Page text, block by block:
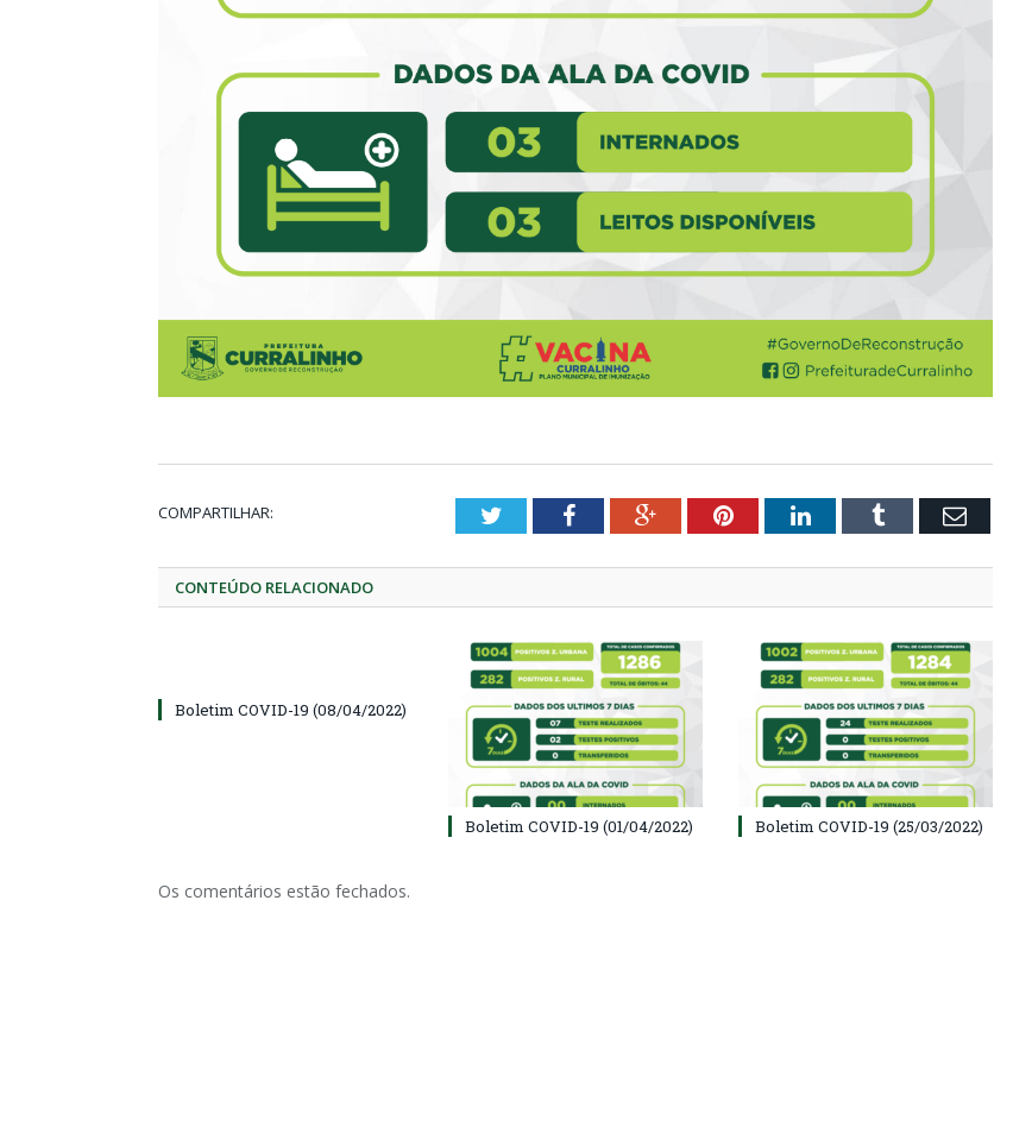
COMPARTILHAR: TwitterFacebookGoogle+PinterestLinkedInTumblr Email
CONTEÚDO RELACIONADO
Boletim COVID-19 (08/04/2022)
Boletim COVID-19 (01/04/2022) Boletim COVID-19 (25/03/2022)
Os comentários estão fechados.